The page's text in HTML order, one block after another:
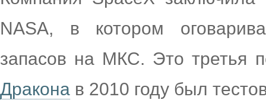
NASA, в котором
запасов на МКС. Это третья
Дракона в 2010 году был